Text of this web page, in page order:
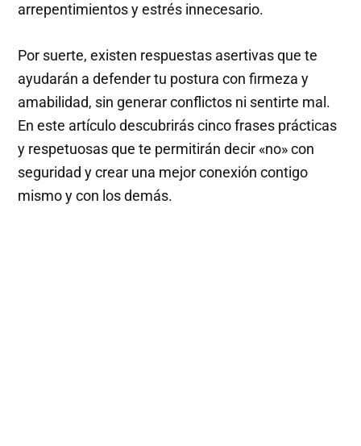
arrepentimientos y estrés innecesario.
Por suerte, existen respuestas asertivas que te
ayudarán a defender tu postura con firmeza y
amabilidad, sin generar conflictos ni sentirte mal.
En este artículo descubrirás cinco frases prácticas
y respetuosas que te permitirán decir «no» con
seguridad y crear una mejor conexión contigo
mismo y con los demás.